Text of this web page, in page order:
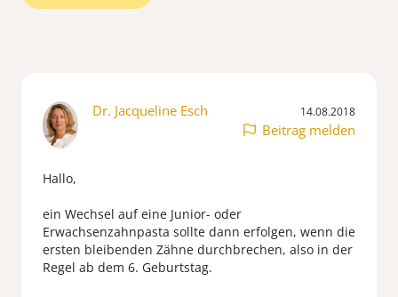
Dr. Jacqueline Esch 14.08.2018
Beitrag melden
Hallo,
ein Wechsel auf eine Junior- oder
Erwachsenzahnpasta sollte dann erfolgen, wenn die
ersten bleibenden Zähne durchbrechen, also in der
Regel ab dem 6. Geburtstag.